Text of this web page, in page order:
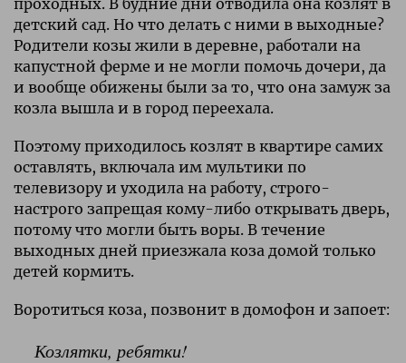
детский сад. Но что делать с ними в выходные?
Родители козы жили в деревне, работали на
капустной ферме и не могли помочь дочери, да
и вообще обижены были за то, что она замуж за
козла вышла и в город переехала.
Поэтому приходилось козлят в квартире самих
оставлять, включала им мультики по
телевизору и уходила на работу, строго-
настрого запрещая кому-либо открывать дверь,
потому что могли быть воры. В течение
выходных дней приезжала коза домой только
детей кормить.
Воротиться коза, позвонит в домофон и запоет:
Козлятки, ребятки!